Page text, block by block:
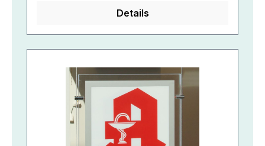
Details